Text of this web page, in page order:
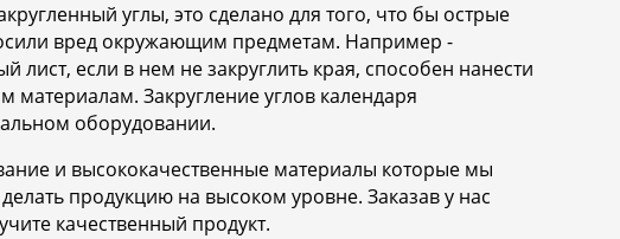
углы, это сделано для того, что бы острые
вред окружающим предметам. Например -
лист, если в нем не закруглить края, способен нанести
материалам. Закругление углов календаря
оборудовании.
и высококачественные материалы которые мы
продукцию на высоком уровне. Заказав у нас
качественный продукт.